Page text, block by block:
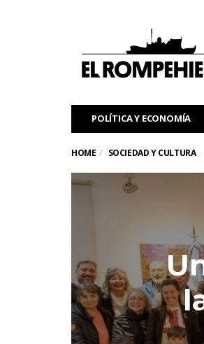
POLÍTICA Y ECONOMÍA
HOME SOCIEDAD Y CULTURA